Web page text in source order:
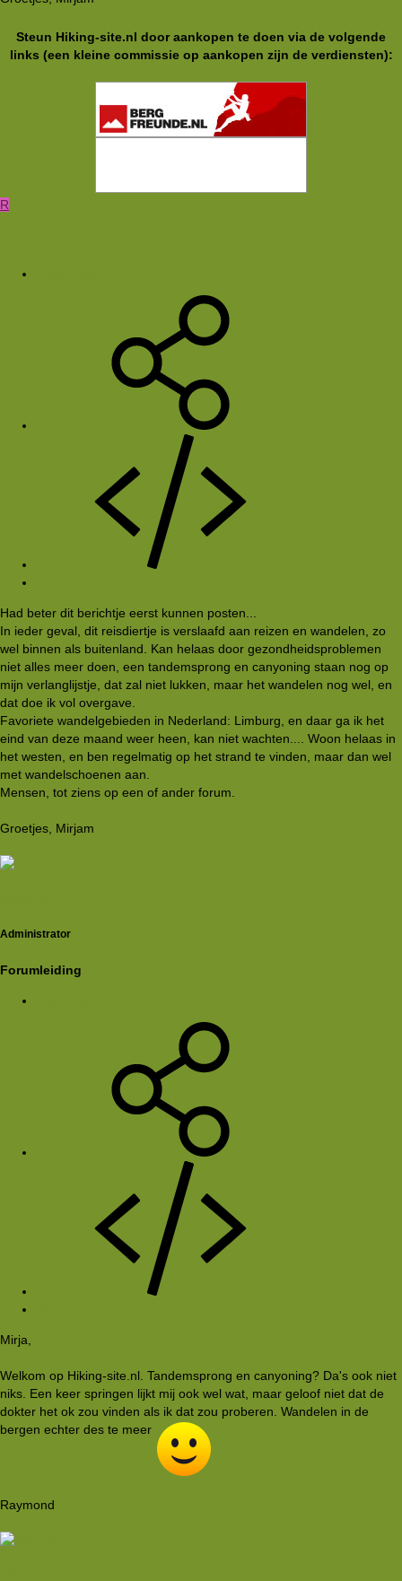
Steun Hiking-site.nl door aankopen te doen via de volgende
links (een kleine commissie op aankopen zijn de verdiensten):
R
Had beter dit berichtje eerst kunnen posten...
In ieder geval, dit reisdiertje is verslaafd aan reizen en wandelen, zo
wel binnen als buitenland. Kan helaas door gezondheidsproblemen
niet alles meer doen, een tandemsprong en canyoning staan nog op
mijn verlanglijstje, dat zal niet lukken, maar het wandelen nog wel, en
dat doe ik vol overgave.
Favoriete wandelgebieden in Nederland: Limburg, en daar ga ik het
eind van deze maand weer heen, kan niet wachten.... Woon helaas in
het westen, en ben regelmatig op het strand te vinden, maar dan wel
met wandelschoenen aan.
Mensen, tot ziens op een of ander forum.
Groetjes, Mirjam
Administrator
Forumleiding
Mirja,
Welkom op Hiking-site.nl. Tandemsprong en canyoning? Da's ook niet
niks. Een keer springen lijkt mij ook wel wat, maar geloof niet dat de
dokter het ok zou vinden als ik dat zou proberen. Wandelen in de
bergen echter des te meer
Raymond